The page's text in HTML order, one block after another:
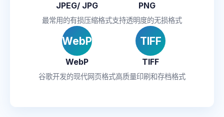
JPEG/ JPG
最常用的有损压缩格式
PNG
支持透明度的无损格式
WebP
WebP
谷歌开发的现代网页格式
TIFF
TIFF
高质量印刷和存档格式